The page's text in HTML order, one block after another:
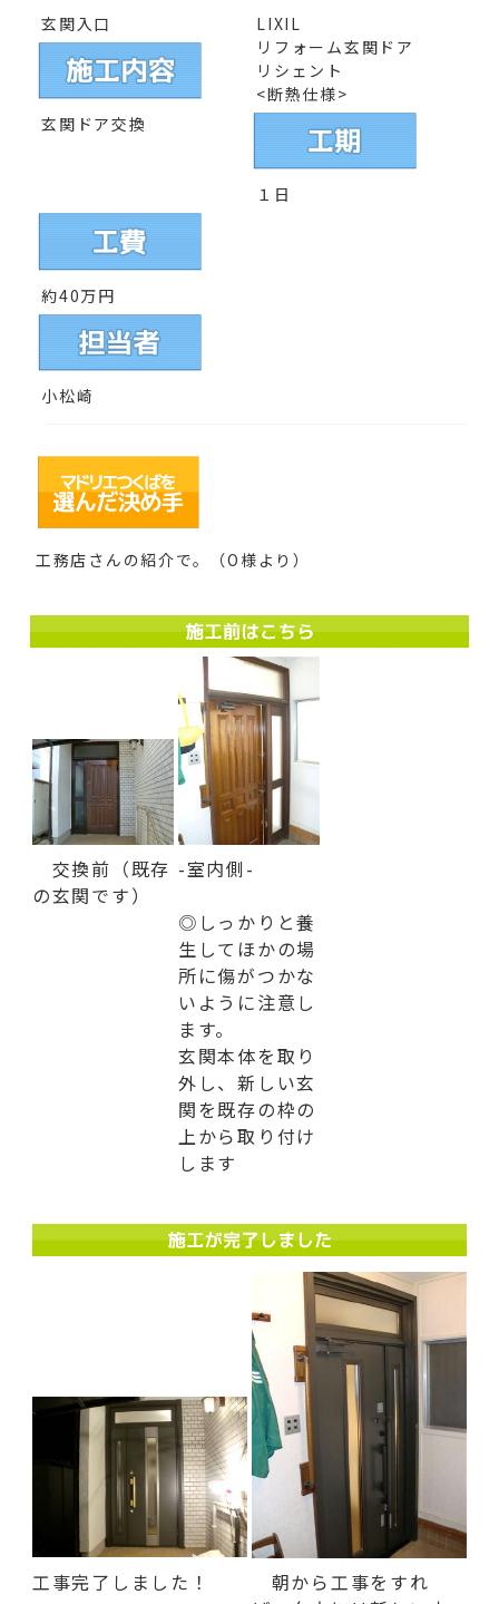
玄関入口
玄関ドア交換
LIXIL
リフォーム玄関ドア
リシェント
<断熱仕様>
１日
約40万円
小松崎
工務店さんの紹介で。（O様より）
交換前（既存
の玄関です）
-室内側-
◎しっかりと養
生してほかの場
所に傷がつかな
いように注意し
ます。
玄関本体を取り
外し、新しい玄
関を既存の枠の
上から取り付け
します
工事完了しました！
朝から工事をすれ